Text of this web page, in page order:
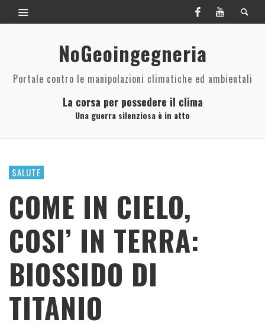
NoGeoingegneria
Portale contro le manipolazioni climatiche ed ambientali
La corsa per possedere il clima
Una guerra silenziosa è in atto
SALUTE
COME IN CIELO,
COSI’ IN TERRA:
BIOSSIDO DI
TITANIO